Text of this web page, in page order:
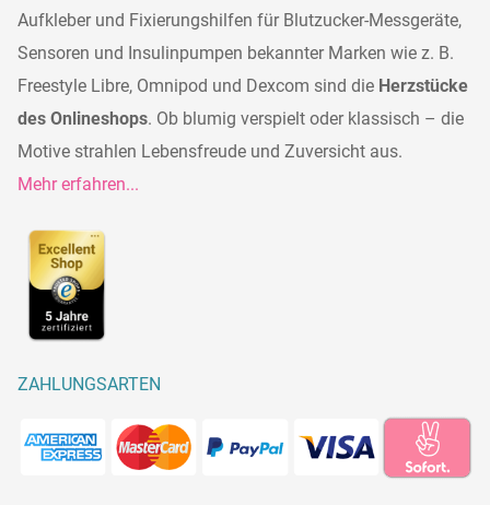
Aufkleber und Fixierungshilfen für Blutzucker-Messgeräte,
Sensoren und Insulinpumpen bekannter Marken wie z. B.
Freestyle Libre, Omnipod und Dexcom sind die Herzstücke
des Onlineshops. Ob blumig verspielt oder klassisch – die
Motive strahlen Lebensfreude und Zuversicht aus.
Mehr erfahren...
ZAHLUNGSARTEN